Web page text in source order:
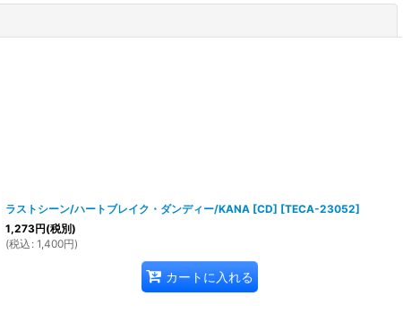
ラストシーン/ハートブレイク・ダンディー/KANA [CD] [TECA-23052]
1,273円(税別)
(税込 : 1,400円)
カートに入れる